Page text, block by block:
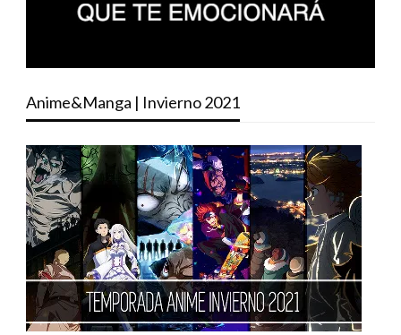
Anime&Manga | Invierno 2021